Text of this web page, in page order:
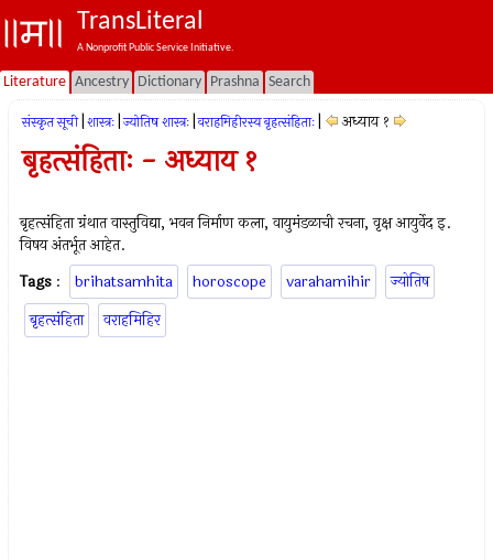
TransLiteral
A Nonprofit Public Service Initiative.
Literature Ancestry Dictionary Prashna Search
संस्कृत सूची शास्त्रः ज्योतिष शास्त्रः वराहमिहीरस्य बृहत्संहिताः अध्याय १
बृहत्संहिताः - अध्याय १
बृहत्संहिता ग्रंथात वास्तुविद्या, भवन निर्माण कला, वायुमंडळाची रचना, वृक्ष आयुर्वेद इ.
विषय अंतर्भूत आहेत.
Tags : brihatsamhita horoscope varahamihir
ज्योतिष
बृहत्संहिता
वराहमिहिर